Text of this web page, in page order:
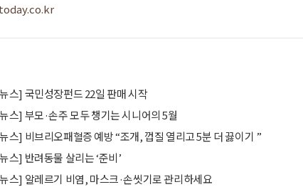
스] 국민성장펀드 22일 판매 시작
스] 부모·손주 모두 챙기는 시니어의 5월
스] 비브리오패혈증 예방 “조개, 껍질 열리고 5분 더 끓이기 ”
스] 반려동물 살리는 ‘준비’
스] 알레르기 비염, 마스크·손씻기로 관리하세요